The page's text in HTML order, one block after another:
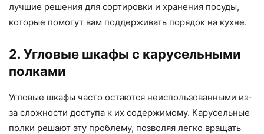
лучшие решения для сортировки и хранения посуды,
которые помогут вам поддерживать порядок на кухне.
2. Угловые шкафы с карусельными
полками
Угловые шкафы часто остаются неиспользованными из-
за сложности доступа к их содержимому. Карусельные
полки решают эту проблему, позволяя легко вращать